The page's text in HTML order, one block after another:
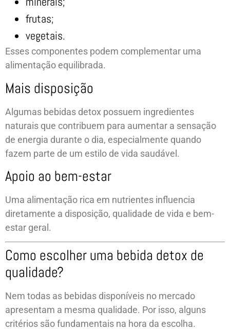
frutas;
vegetais.
Esses componentes podem complementar uma
alimentação equilibrada.
Mais disposição
Algumas bebidas detox possuem ingredientes
naturais que contribuem para aumentar a sensação
de energia durante o dia, especialmente quando
fazem parte de um estilo de vida saudável.
Apoio ao bem-estar
Uma alimentação rica em nutrientes influencia
diretamente a disposição, qualidade de vida e bem-
estar geral.
Como escolher uma bebida detox de
qualidade?
Nem todas as bebidas disponíveis no mercado
apresentam a mesma qualidade. Por isso, alguns
critérios são fundamentais na hora da escolha.